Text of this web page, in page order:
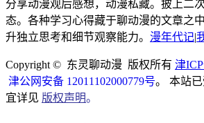
分享动漫观后感想，动漫私藏。披上二
态。各种学习心得藏于聊动漫的文章之
升独立思考和细节观察能力。 漫年代记|
Copyright © 东灵聊动漫 版权所有 津
津公网安备 12011102000779号。 本站
宜详见 版权声明。